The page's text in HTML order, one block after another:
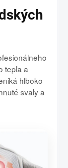
tepla a
hlboko
svaly a